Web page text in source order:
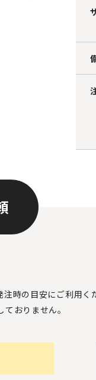
時の目安にご利用く
おりません。